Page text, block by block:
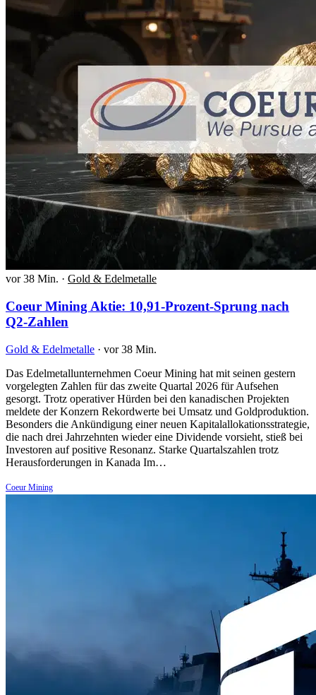
vor 38 Min. · Gold & Edelmetalle
Coeur Mining Aktie: 10,91-Prozent-Sprung nach
Q2-Zahlen
Gold & Edelmetalle · vor 38 Min.
Das Edelmetallunternehmen Coeur Mining hat mit seinen gestern
vorgelegten Zahlen für das zweite Quartal 2026 für Aufsehen
gesorgt. Trotz operativer Hürden bei den kanadischen Projekten
meldete der Konzern Rekordwerte bei Umsatz und Goldproduktion.
Besonders die Ankündigung einer neuen Kapitalallokationsstrategie,
die nach drei Jahrzehnten wieder eine Dividende vorsieht, stieß bei
Investoren auf positive Resonanz. Starke Quartalszahlen trotz
Herausforderungen in Kanada Im…
Coeur Mining